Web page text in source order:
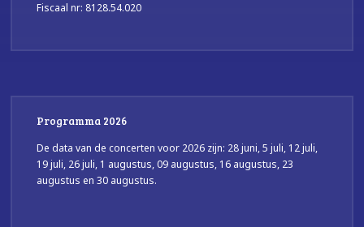
Fiscaal nr: 8128.54.020
Programma 2026
De data van de concerten voor 2026 zijn: 28 juni, 5 juli, 12 juli,
19 juli, 26 juli, 1 augustus, 09 augustus, 16 augustus, 23
augustus en 30 augustus.